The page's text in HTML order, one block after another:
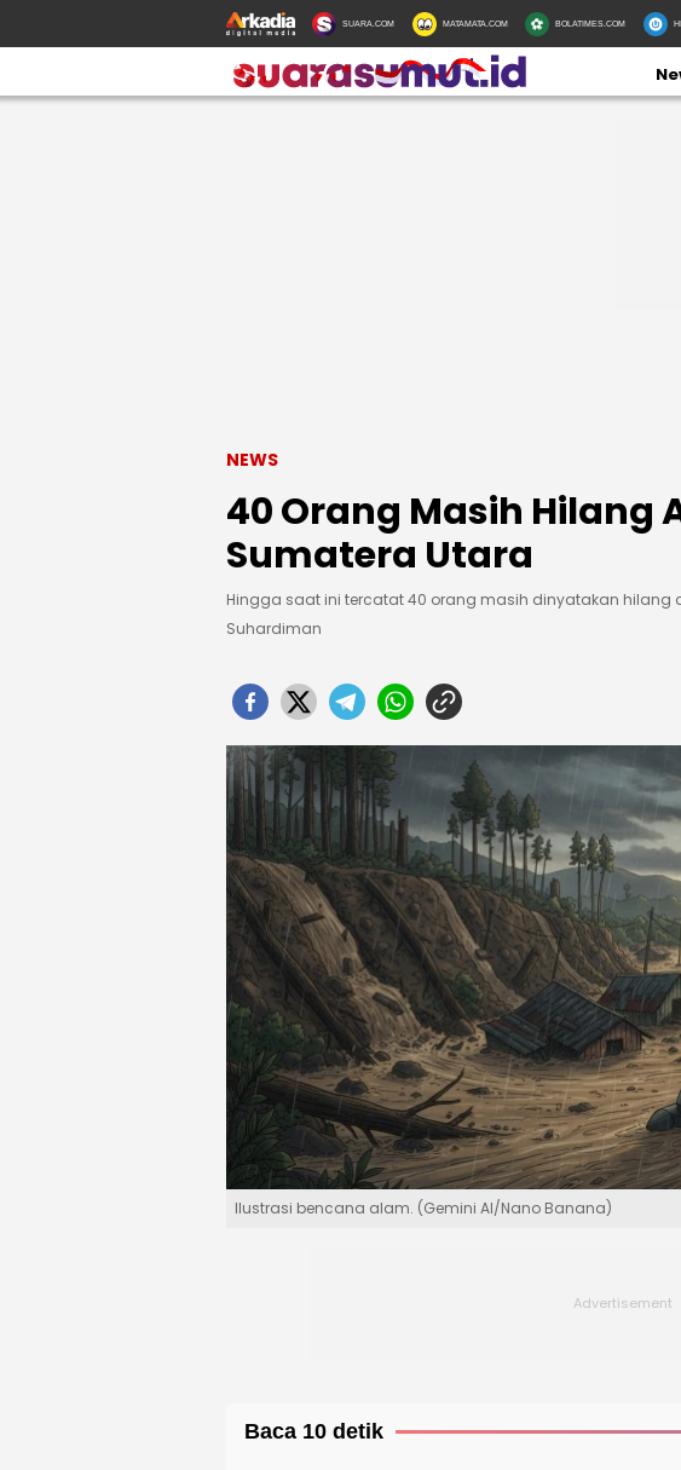
SUARA.COM MATAMATA.COM BOLATIMES.COM
NEWS
40 Orang Masih Hilang
Sumatera Utara
Hingga saat ini tercatat 40 orang masih dinyatakan
Suhardiman
Ilustrasi bencana alam. (Gemini AI/Nano Banana)
Baca 10 detik